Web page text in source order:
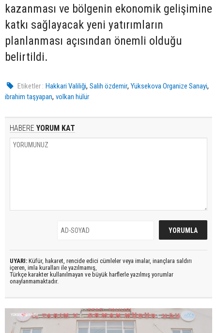
kazanması ve bölgenin ekonomik gelişimine
katkı sağlayacak yeni yatırımların
planlanması açısından önemli olduğu
belirtildi.
Etiketler : Hakkari Valiliği,Salih özdemir,Yüksekova Organize Sanayi,
ibrahim taşyapan, volkan hülür
HABERE YORUM KAT
UYARI: Küfür, hakaret, rencide edici cümleler veya imalar, inançlara saldırı
içeren, imla kuralları ile yazılmamış,
Türkçe karakter kullanılmayan ve büyük harflerle yazılmış yorumlar
onaylanmamaktadır.